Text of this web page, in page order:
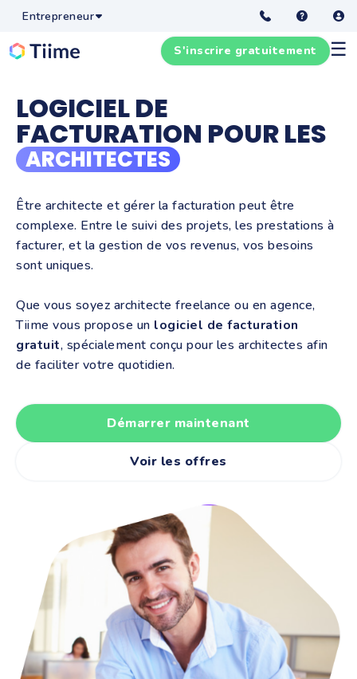
Entrepreneur
☰
S'inscrire gratuitement
LOGICIEL DE
FACTURATION POUR LES
ARCHITECTES
Être architecte et gérer la facturation peut être
complexe. Entre le suivi des projets, les prestations à
facturer, et la gestion de vos revenus, vos besoins
sont uniques.
Que vous soyez architecte freelance ou en agence,
Tiime vous propose un logiciel de facturation
gratuit, spécialement conçu pour les architectes afin
de faciliter votre quotidien.
Démarrer maintenant
Voir les offres